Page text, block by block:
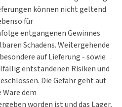
können nicht geltend
für
entgangenen Gewinnes
Schadens. Weitergehende
auf Lieferung - sowie
entstandenen Risiken und
Die Gefahr geht auf
Ware dem
worden ist und das Lager,